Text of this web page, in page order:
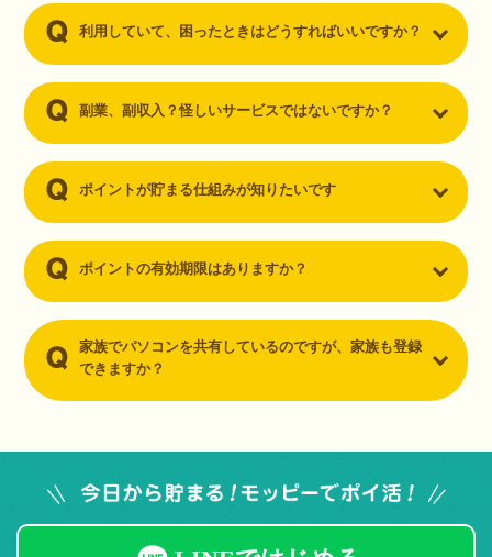
利用していて、困ったときはどうすればいいですか？
副業、副収入？怪しいサービスではないですか？
ポイントが貯まる仕組みが知りたいです
ポイントの有効期限はありますか？
家族でパソコンを共有しているのですが、家族も登録
できますか？